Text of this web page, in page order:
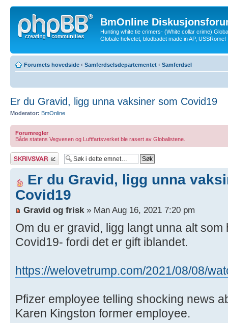
BmOnline
Hunting white tie crimers- (White collar crime)
Globale helvetet, blodbadet made in AP, USSRome!
Forumets hovedside ‹ Samferdselsdepartementet ‹ Samferdsel
Er du Gravid, ligg unna vaksiner som Covid19
Moderator: BmOnline
Forumregler
Både statens Vegvesen og Luftfartsverket ble rasert av Globalistene.
Skriv et svar
Er du Gravid, ligg unna
Covid19
Gravid og frisk» Man Aug 16, 2021 7:20 pm
Om du er gravid, ligg langt unna alt
Covid19- fordi det er gift iblandet.
https://welovetrump.com/2021/08/08/
Pfizer employee telling shocking news
Karen Kingston former employee.